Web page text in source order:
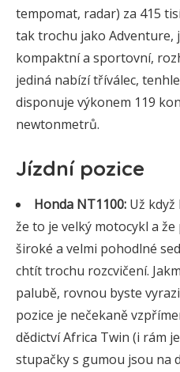
tempomat, radar) za 415
tak trochu jako Adventure,
kompaktní a sportovní,
jediná nabízí tříválec,
disponuje výkonem 119
newtonmetrů.
Jízdní pozice
Honda NT1100: Už
že to je velký motocykl a
široké a velmi pohodlné
chtít trochu rozcvičení.
palubě, rovnou byste
pozice je nečekaně
dědictví Africa Twin (i rám
stupačky s gumou jsou na